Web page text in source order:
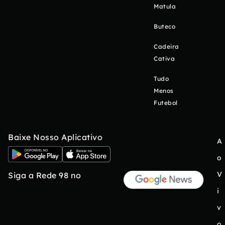
Matula
Buteco
Cadeira
Cativa
Tudo
Menos
Futebol
Baixe Nosso Aplicativo
Siga a Rede 98 no
A
o
V
i
v